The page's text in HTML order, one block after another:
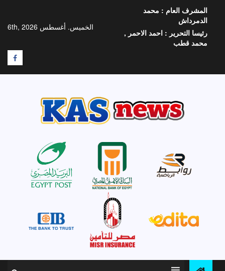
المحتوى
الخميس. أغسطس 6th, 2026
المشرف العام : محمد
الدمرداش
رئيسا التحرير : احمد الاحمر ,
محمد قطب
F